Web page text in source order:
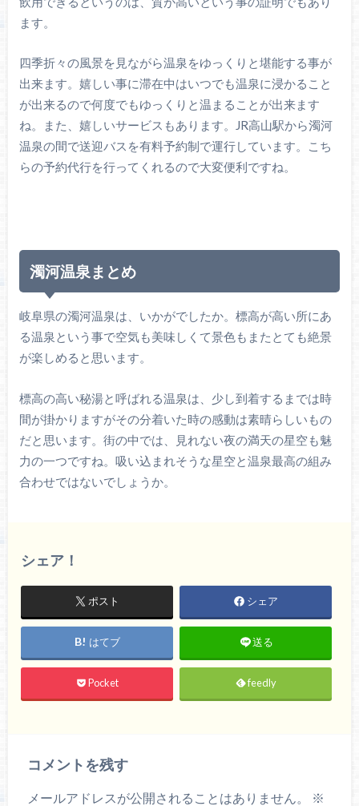
ます。
四季折々の風景を見ながら温泉をゆっくりと堪能する事が
出来ます。嬉しい事に滞在中はいつでも温泉に浸かること
が出来るので何度でもゆっくりと温まることが出来ます
ね。また、嬉しいサービスもあります。JR高山駅から濁河
温泉の間で送迎バスを有料予約制で運行しています。こち
らの予約代行を行ってくれるので大変便利ですね。
濁河温泉まとめ
岐阜県の濁河温泉は、いかがでしたか。標高が高い所にあ
る温泉という事で空気も美味しくて景色もまたとても絶景
が楽しめると思います。
標高の高い秘湯と呼ばれる温泉は、少し到着するまでは時
間が掛かりますがその分着いた時の感動は素晴らしいもの
だと思います。街の中では、見れない夜の満天の星空も魅
力の一つですね。吸い込まれそうな星空と温泉最高の組み
合わせではないでしょうか。
シェア！
ポスト シェア
はてブ 送る
Pocket feedly
コメントを残す
メールアドレスが公開されることはありません。
※